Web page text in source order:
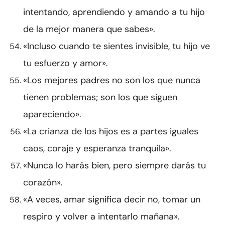
intentando, aprendiendo y amando a tu hijo
de la mejor manera que sabes».
«Incluso cuando te sientes invisible, tu hijo ve
tu esfuerzo y amor».
«Los mejores padres no son los que nunca
tienen problemas; son los que siguen
apareciendo».
«La crianza de los hijos es a partes iguales
caos, coraje y esperanza tranquila».
«Nunca lo harás bien, pero siempre darás tu
corazón».
«A veces, amar significa decir no, tomar un
respiro y volver a intentarlo mañana».